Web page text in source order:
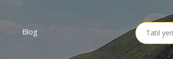
Blog
Search
for: